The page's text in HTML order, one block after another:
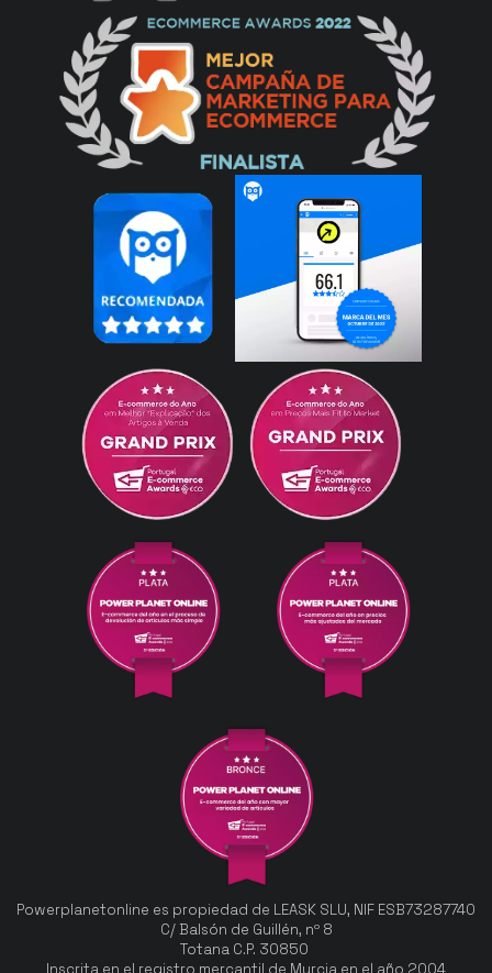
Powerplanetonline es propiedad de LEASK SLU, NIF ESB73287740
C/ Balsón de Guillén, nº 8
Totana C.P. 30850
Inscrita en el registro mercantil de Murcia en el año 2004